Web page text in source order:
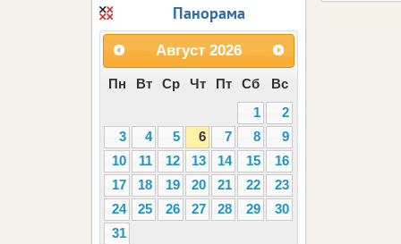
Панорама
Август 2026
Пн Вт Ср Чт Пт Сб
Вс
1
2
3
4 5 6 7 8
9
10
11 12 13 14 15
16
17
18 19 20 21 22
23
24
25 26 27 28 29
30
31